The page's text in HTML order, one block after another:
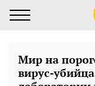
Мир на
вирус-